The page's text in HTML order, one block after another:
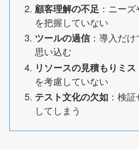
顧客理解の不足 ：ニー
を把握していない
ツールの過信：導入だけ
思い込む
リソースの見積もりミス
を考慮していない
テスト文化の欠如 ：検
してしまう